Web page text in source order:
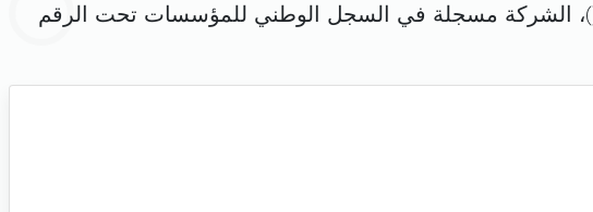
)، الشركة مسجلة في السجل الوطني للمؤسسات تحت الرقم